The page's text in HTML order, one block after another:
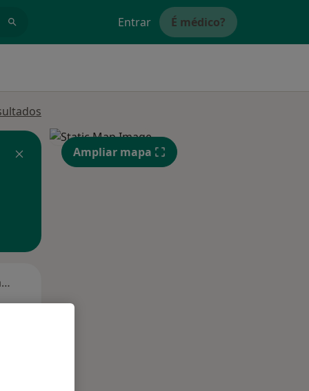
Entrar É médico?
Segunda-feira
Ampliar mapa